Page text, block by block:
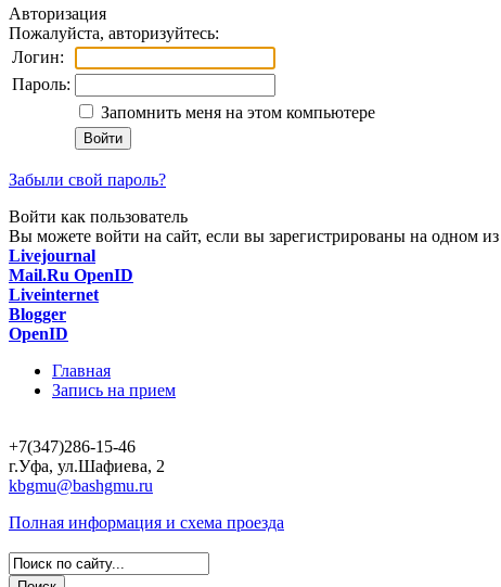
Авторизация
Пожалуйста, авторизуйтесь:
Логин:
Пароль:
Запомнить меня на этом компьютере
Забыли свой пароль?
Войти как пользователь
Вы можете войти на сайт, если вы зарегистрированы на одном из
Livejournal
Mail.Ru OpenID
Liveinternet
Blogger
OpenID
Главная
Запись на прием
+7(347)286-15-46
г.Уфа, ул.Шафиева, 2
kbgmu@bashgmu.ru
Полная информация и схема проезда